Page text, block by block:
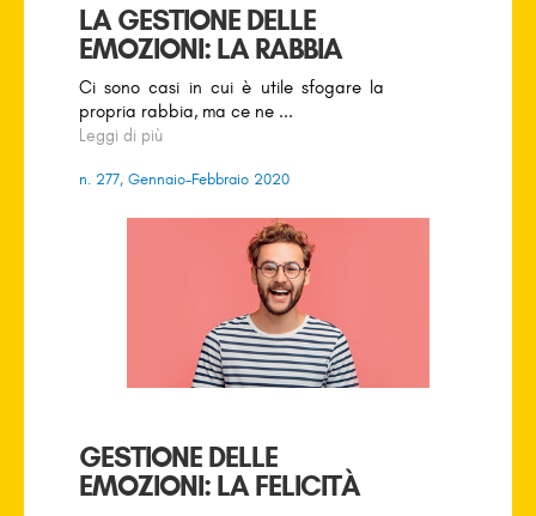
LA GESTIONE DELLE
EMOZIONI: LA RABBIA
Ci sono casi in cui è utile sfogare la
propria rabbia, ma ce ne ...
Leggi di più
n. 277, Gennaio-Febbraio 2020
GESTIONE DELLE
EMOZIONI: LA FELICITÀ